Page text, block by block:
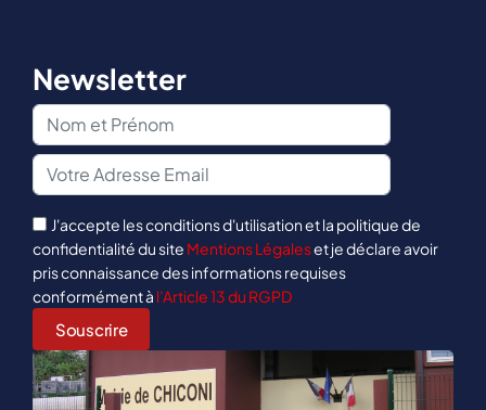
Newsletter
J'accepte les conditions d'utilisation et la politique de
confidentialité du site Mentions Légaleset je déclare avoir
pris connaissance des informations requises
conformément à l’Article 13 du RGPD